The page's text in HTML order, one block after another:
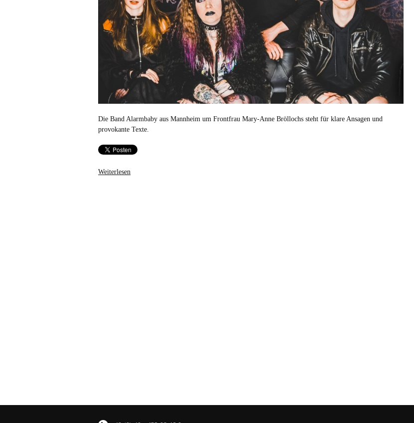
Die Band Alarmbaby aus Mannheim um Frontfrau Mary-Anne Bröllochs steht für klare Ansagen und
provokante Texte.
Weiterlesen